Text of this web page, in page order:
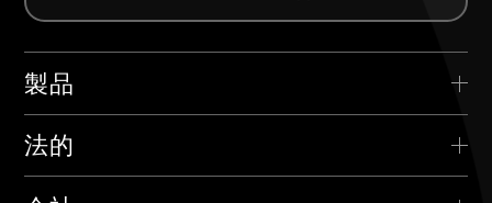
製品
> AIRTEK 使い捨て
> AIRTEK 交換可能なデバイス
法的
> プライバシーポリシー